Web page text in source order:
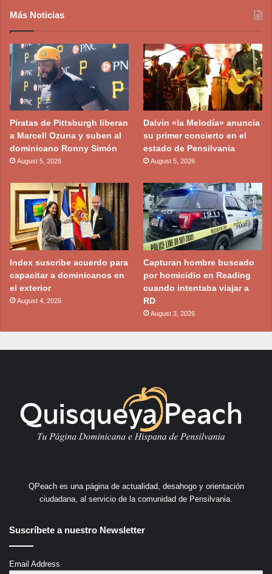
Más Noticias
Piratas de Pittsburgh liberan
a Marcell Ozuna y suben al
dominicano Ronny Simón
August 5, 2026
Dalvin «la Melodía» anuncia
su primer concierto en el
estado de Pensilvania
August 5, 2026
Index suscribe acuerdo para
capacitar a dominicanos en
el exterior
August 4, 2026
Capturan hombre buscado
por homicidio en Reading
cuando intentaba viajar a
RD
August 3, 2026
QPeach es una página de actualidad, desahogo y orientación
ciudadana, al servicio de la comunidad de Pensilvania.
Suscríbete a nuestro Newsletter
Email Address